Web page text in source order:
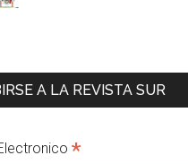
A LA REVISTA SUR
*